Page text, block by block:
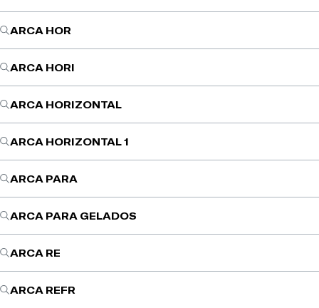
ARCA HOR
ARCA HORI
ARCA HORIZONTAL
ARCA HORIZONTAL 1
ARCA PARA
ARCA PARA GELADOS
ARCA RE
ARCA REFR